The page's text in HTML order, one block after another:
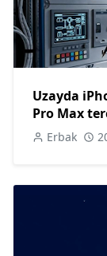
Uzayda
Pro Max
Erbak